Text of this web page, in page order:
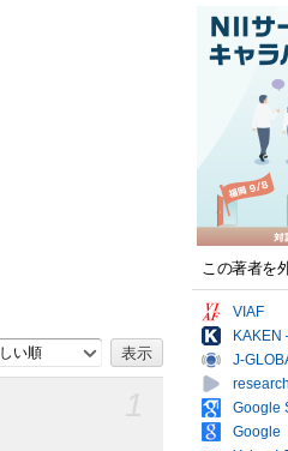
い順
この著者を
VIAF
J-
Google
Google